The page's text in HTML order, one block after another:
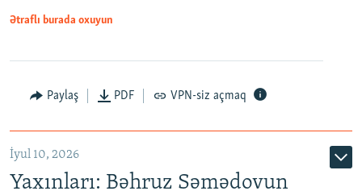
Ətraflı burada oxuyun
Paylaş PDF VPN-siz açmaq
İyul 10, 2026
Yaxınları: Bəhruz Səmədovun